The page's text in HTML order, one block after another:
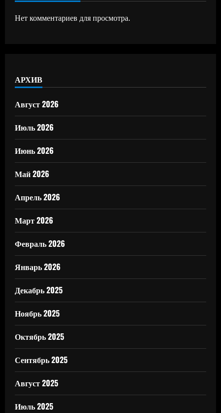
Нет комментариев для просмотра.
АРХИВ
Август 2026
Июль 2026
Июнь 2026
Май 2026
Апрель 2026
Март 2026
Февраль 2026
Январь 2026
Декабрь 2025
Ноябрь 2025
Октябрь 2025
Сентябрь 2025
Август 2025
Июль 2025